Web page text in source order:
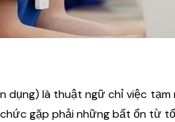
dụng) là thuật ngữ chỉ việc
gặp phải những bất ổn từ